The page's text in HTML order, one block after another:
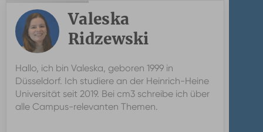
Ridzewski
Valeska
Ridzewski
Hallo, ich bin Valeska, geboren 1999 in
Düsseldorf. Ich studiere an der Heinrich-Heine
Universität seit 2019. Bei cm3 schreibe ich über
alle Campus-relevanten Themen.